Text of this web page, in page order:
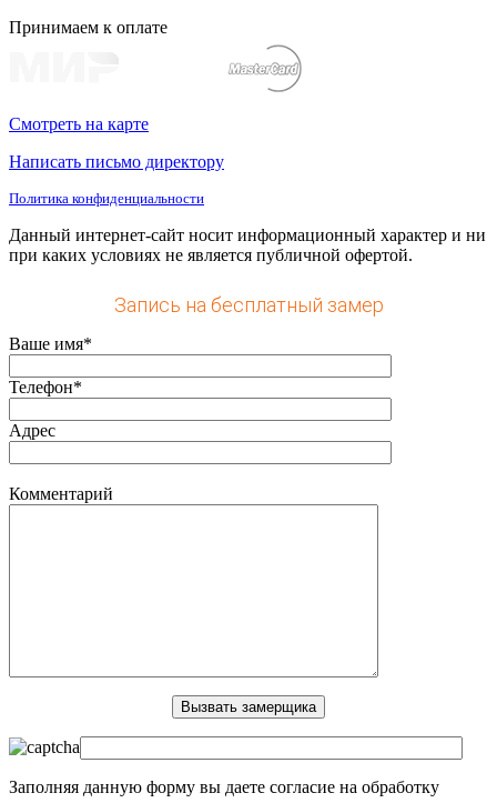
Принимаем к оплате
Смотреть на карте
Написать письмо директору
Политика конфиденциальности
Данный интернет-сайт носит информационный характер и ни
при каких условиях не является публичной офертой.
Запись на бесплатный замер
Ваше имя*
Телефон*
Адрес
Комментарий
Заполняя данную форму вы даете согласие на обработку